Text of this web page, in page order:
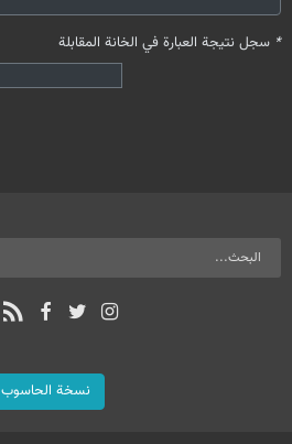
* سجل نتيجة العبارة في الخانة المقابلة
نسخة الحاسوب